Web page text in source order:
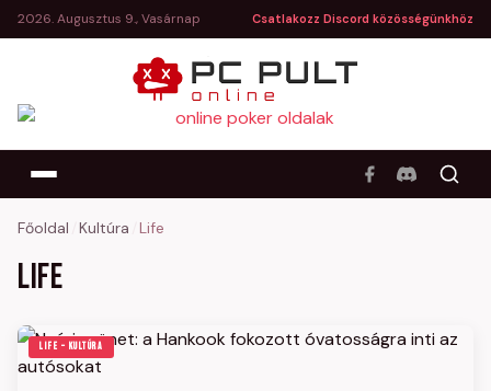
2026. Augusztus 9., Vasárnap Csatlakozz Discord közösségünkhöz
Főoldal Kultúra Life
Life
LIFE – KULTÚRA